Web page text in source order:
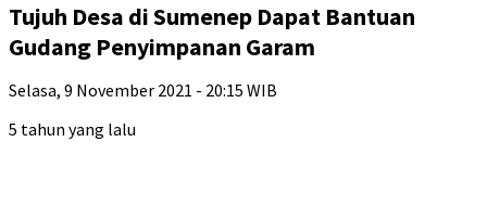
Tujuh Desa di Sumenep Dapat Bantuan
Gudang Penyimpanan Garam
Selasa, 9 November 2021 - 20:15 WIB
5 tahun yang lalu